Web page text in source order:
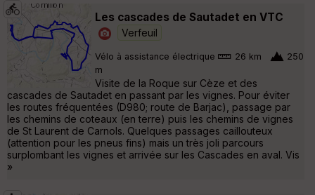
Les cascades de Sautadet en VTC
Verfeuil
Vélo à assistance électrique 26 km
250
m
Visite de la Roque sur Cèze et des
cascades de Sautadet en passant par les vignes. Pour éviter
les routes fréquentées (D980; route de Barjac), passage par
les chemins de coteaux (en terre) puis les chemins de vignes
de St Laurent de Carnols. Quelques passages caillouteux
(attention pour les pneus fins) mais un très joli parcours
surplombant les vignes et arrivée sur les Cascades en aval. Vis
»